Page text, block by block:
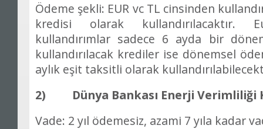
Ödeme şekli: EUR vc TL cinsinden kullandı
kredisi olarak kullandırılacaktır.
kullandırımlar sadece 6 ayda bir dö
kullandırılacak krediler ise dönemsel ö
aylık eşit taksitli olarak kullandırı
2) Dünya Bankası Enerji Verimliliği
Vade: 2 yıl ödemesiz, azami 7 yıla kadar